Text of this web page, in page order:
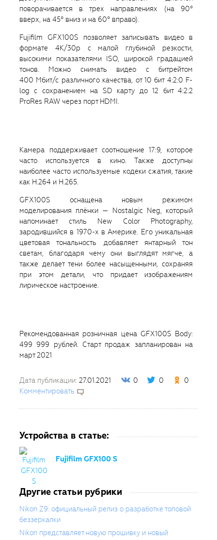
поворачивается в трех направлениях (на 90°
вверх, на 45° вниз и на 60° вправо).
Fujifilm GFX100S позволяет записывать видео в
формате 4K/30p с малой глубиной резкости,
высокими показателями ISO, широкой градацией
тонов. Можно снимать видео с битрейтом
400 Мбит/с различного качества, от 10 бит 4:2:0 F-
log с сохранением на SD карту до 12 бит 4:2:2
ProRes RAW через порт HDMI.
Камера поддерживает соотношение 17:9, которое
часто используется в кино. Также доступны
наиболее часто используемые кодеки сжатия, такие
как H.264 и H.265.
GFX100S оснащена новым режимом
моделирования плёнки — Nostalgic Neg, который
напоминает стиль New Color Photography,
зародившийся в 1970-х в Америке. Его уникальная
цветовая тональность добавляет янтарный тон
светам, благодаря чему они выглядят мягче, а
также делает тени более насыщенными, сохраняя
при этом детали, что придает изображениям
лирическое настроение.
Рекомендованная розничная цена GFX100S Body:
499 999 рублей. Старт продаж запланирован на
март 2021
Дата публикации: 27.01.2021 0 0
0
Комментировать
Устройства в статье:
Fujifilm GFX100 S
Другие статьи рубрики
Nikon Z9: официальный релиз о разработке топовой
беззеркалки
Nikon представляет новую прошивку и новый